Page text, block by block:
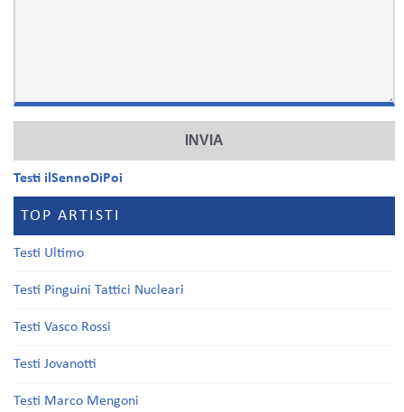
Testi ilSennoDiPoi
TOP ARTISTI
Testi Ultimo
Testi Pinguini Tattici Nucleari
Testi Vasco Rossi
Testi Jovanotti
Testi Marco Mengoni